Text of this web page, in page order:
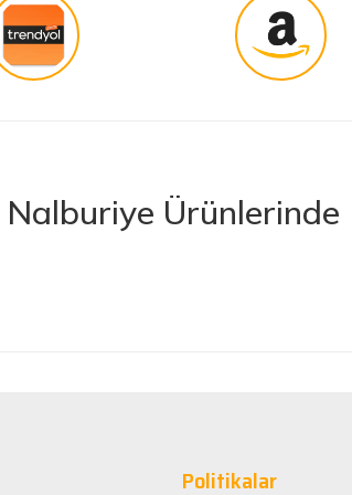
yelpazemizde bulunan tüm ürünler, güvenilir ve
Politikalar